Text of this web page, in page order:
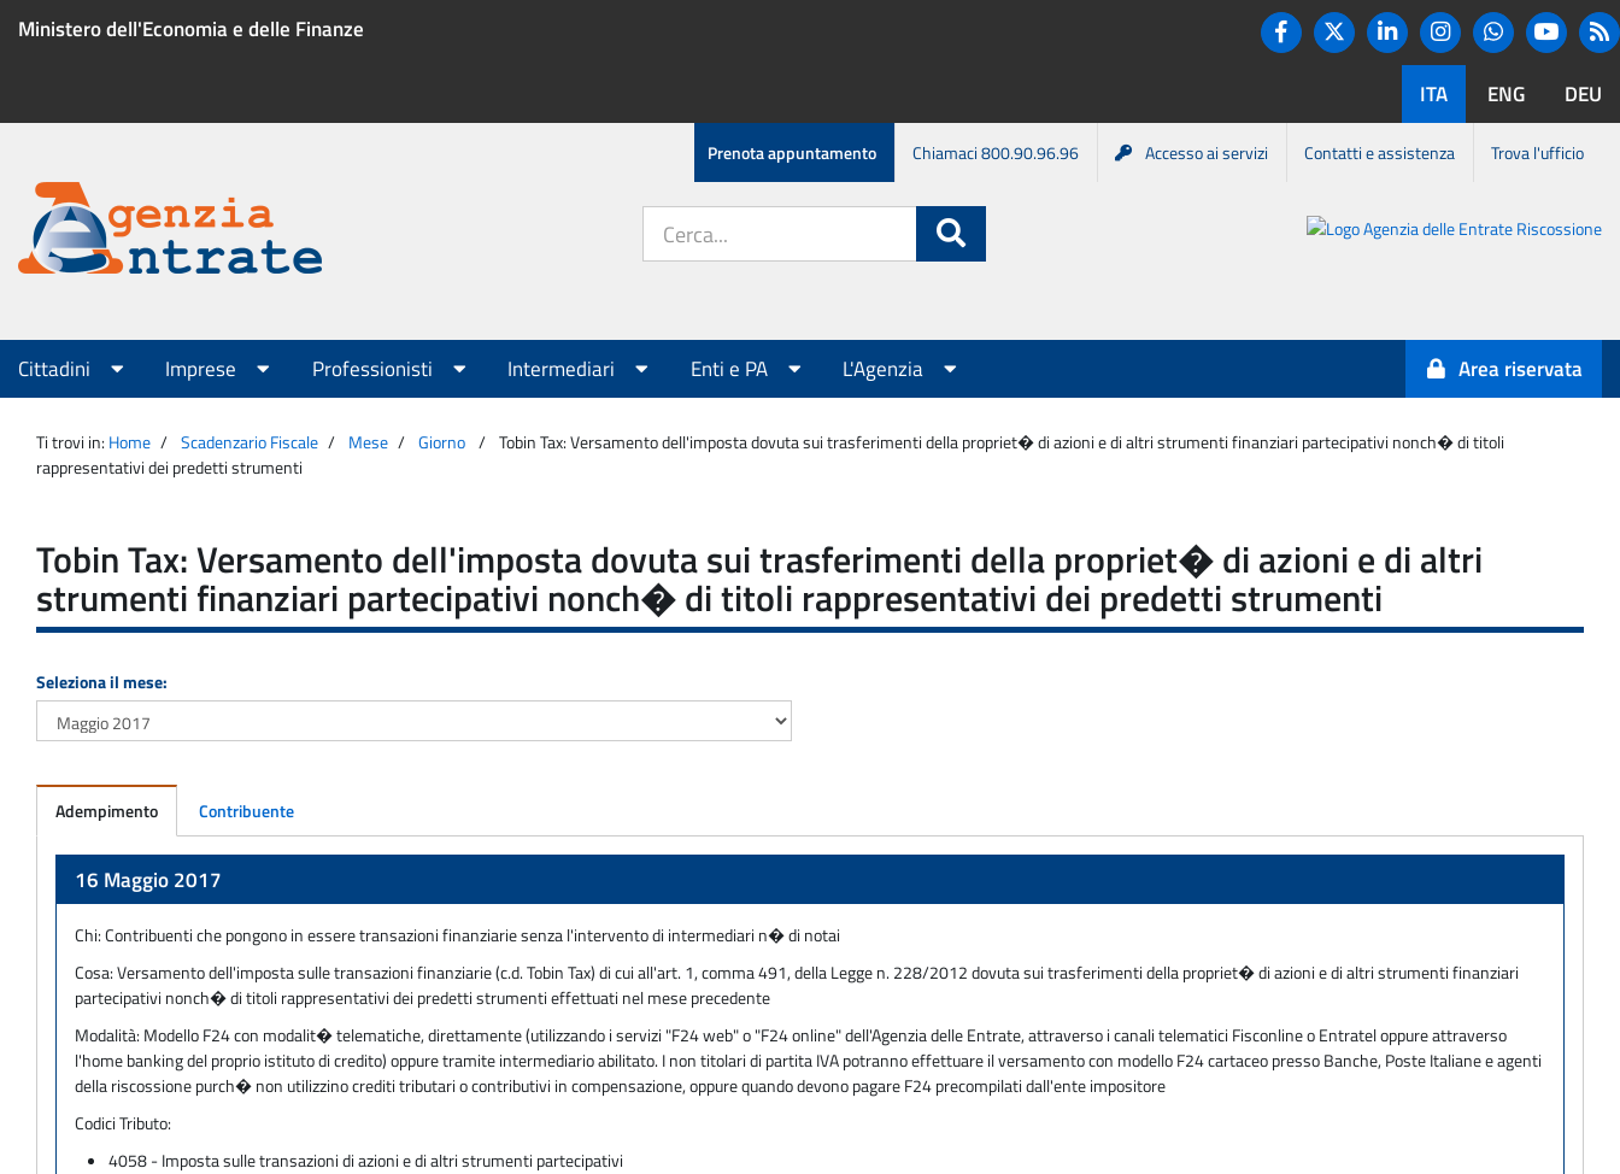
Ministero dell'Economia e delle Finanze
Twitter
LinkedinInstagram
ITA ENG DEU
Menu
servizio
Prenota appuntamento Chiamaci 800.90.96.96 Accesso ai servizi Contatti e assistenza Trova l'ufficio
Agenzia
Entrate
sito:
Agenzia
Entrate-
Riscossione
Menu
principale
Cittadini Imprese Professionisti Intermediari Enti e PA L'Agenzia Area riservata
Ti trovi in: Home Scadenzario Fiscale Mese Giorno
Tobin Tax: Versamento dell'imposta dovuta sui trasferimenti della propriet� di azioni e di altri strumenti finanziari partecipativi nonch� di titoli
rappresentativi dei predetti strumenti
Tobin Tax: Versamento dell'imposta dovuta sui trasferimenti della propriet� di azioni e di altri
strumenti finanziari partecipativi nonch� di titoli rappresentativi dei predetti strumenti
Seleziona il mese:
Adempimento Contribuente
16 Maggio 2017
Chi:Contribuenti che pongono in essere transazioni finanziarie senza l'intervento di intermediari n� di notai
Cosa:Versamento dell'imposta sulle transazioni finanziarie (c.d. Tobin Tax) di cui all'art. 1, comma 491, della Legge n. 228/2012 dovuta sui trasferimenti della propriet� di azioni e di altri strumenti finanziari
partecipativi nonch� di titoli rappresentativi dei predetti strumenti effettuati nel mese precedente
Modalità: Modello F24 con modalit� telematiche, direttamente (utilizzando i servizi "F24 web" o "F24 online" dell'Agenzia delle Entrate, attraverso i canali telematici Fisconline o Entratel oppure attraverso
l'home banking del proprio istituto di credito) oppure tramite intermediario abilitato. I non titolari di partita IVA potranno effettuare il versamento con modello F24 cartaceo presso Banche, Poste Italiane e agenti
della riscossione purch� non utilizzino crediti tributari o contributivi in compensazione, oppure quando devono pagare F24 precompilati dall'ente impositore
Codici Tributo:
4058 - Imposta sulle transazioni di azioni e di altri strumenti partecipativi